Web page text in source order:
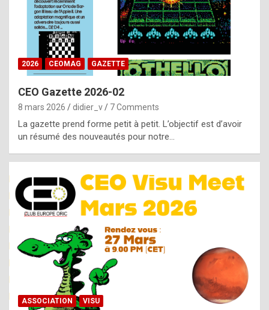
b
e
b
y
g
e
n
u
i
n
e
R
o
2026 CEOMAG GAZETTE
CEO Gazette 2026-02
8 mars 2026 didier_v 7 Comments
La gazette prend forme petit à petit. L’objectif est d’avoir
un résumé des nouveautés pour notre…
ASSOCIATION VISU